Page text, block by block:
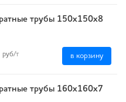
трубы 150x150x8
руб/т в корзину
трубы 160x160x7